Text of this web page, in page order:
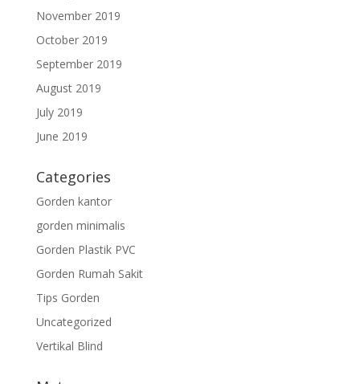
November 2019
October 2019
September 2019
August 2019
July 2019
June 2019
Categories
Gorden kantor
gorden minimalis
Gorden Plastik PVC
Gorden Rumah Sakit
Tips Gorden
Uncategorized
Vertikal Blind